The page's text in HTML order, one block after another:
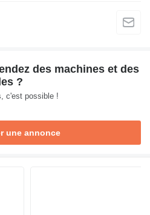
des machines et des
?
c'est possible !
une annonce